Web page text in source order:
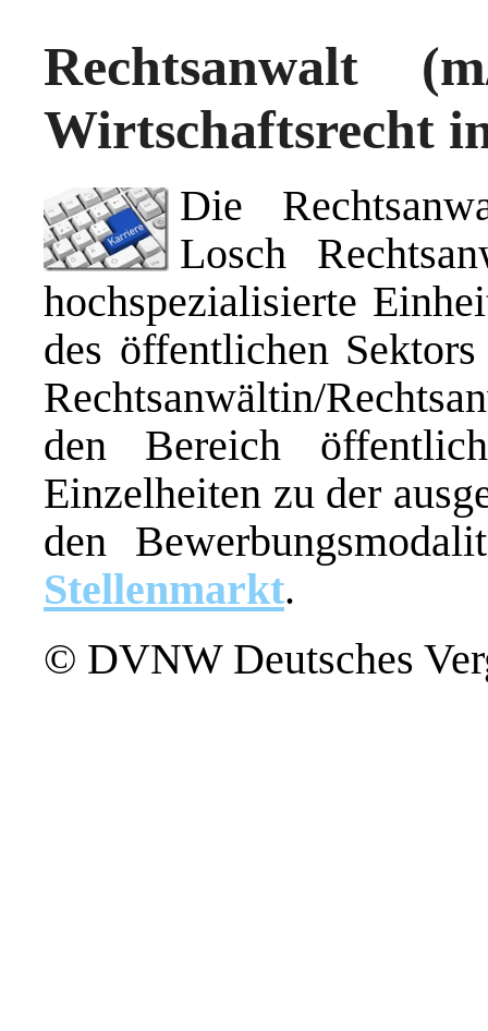
Rechtsanwalt
Wirtschaftsrecht
Die
Losch
hochspezialisierte
des öffentlichen
Rechtsanwältin/
den Bereich
Einzelheiten zu der
den
Stellenmarkt.